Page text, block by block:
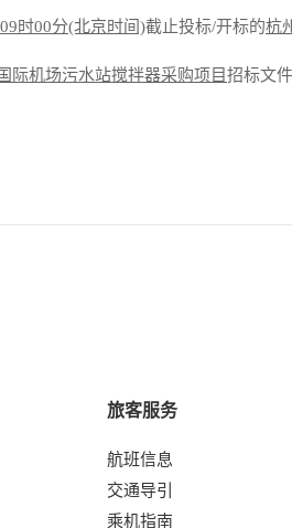
09时00分(北京时间)截止投标/开标的杭
际机场污水站搅拌器采购项目招标文
旅客服务
航班信息
交通导引
乘机指南